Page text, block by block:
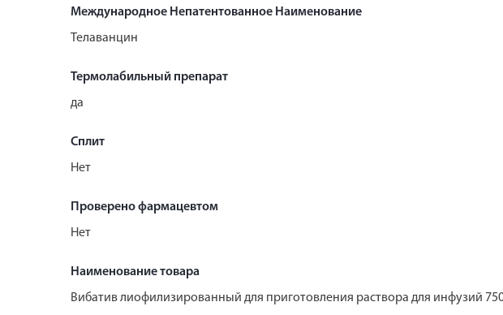
Международное Непатентованное Наименование
Телаванцин
Термолабильный препарат
да
Сплит
Нет
Проверено фармацевтом
Нет
Наименование товара
Вибатив лиофилизированный для приготовления раствора для инфузий